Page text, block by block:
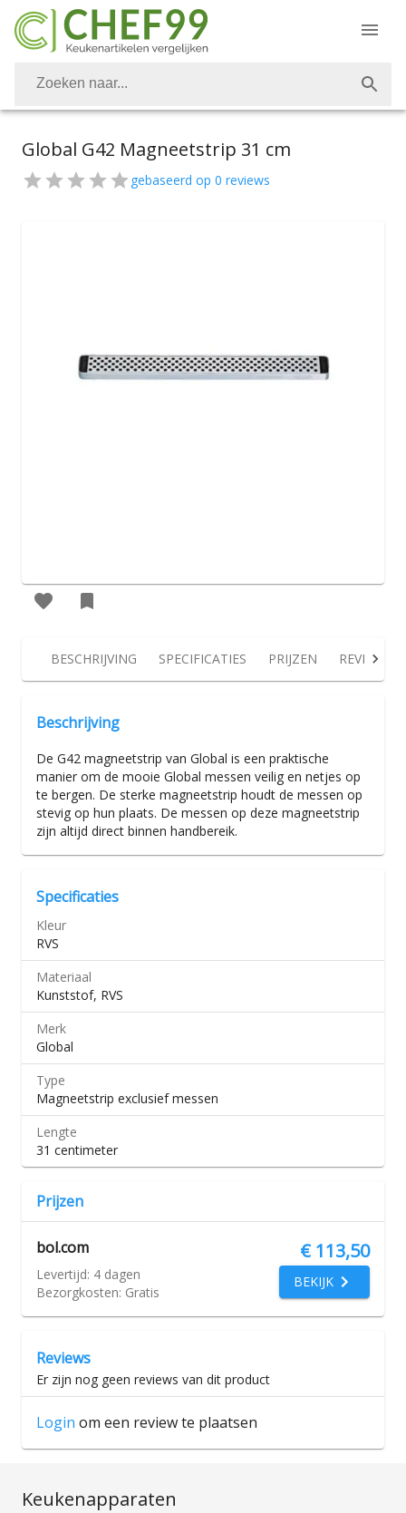
Global G42 Magneetstrip 31 cm
gebaseerd op 0 reviews
BESCHRIJVING SPECIFICATIES PRIJZEN REVIEWS
Beschrijving
De G42 magneetstrip van Global is een praktische
manier om de mooie Global messen veilig en netjes op
te bergen. De sterke magneetstrip houdt de messen op
stevig op hun plaats. De messen op deze magneetstrip
zijn altijd direct binnen handbereik.
Specificaties
Kleur
RVS
Materiaal
Kunststof, RVS
Merk
Global
Type
Magneetstrip exclusief messen
Lengte
31 centimeter
Prijzen
bol.com € 113,50
BEKIJK
Levertijd: 4 dagen
Bezorgkosten: Gratis
Reviews
Er zijn nog geen reviews van dit product
Login om een review te plaatsen
Keukenapparaten